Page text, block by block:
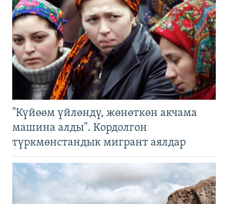
"Күйөөм үйлөндү, жөнөткөн акчама
машина алды". Кордолгон
түркмөнстандык мигрант аялдар